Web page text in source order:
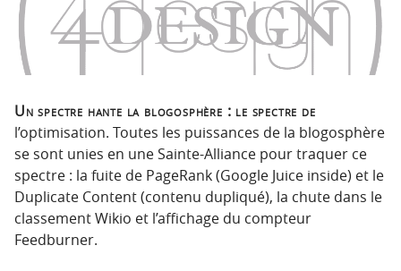
Un spectre hante la blogosphère : le spectre de
l’optimisation. Toutes les puissances de la blogosphère
se sont unies en une Sainte-Alliance pour traquer ce
spectre : la fuite de PageRank (Google Juice inside) et le
Duplicate Content (contenu dupliqué), la chute dans le
classement Wikio et l’affichage du compteur
Feedburner.